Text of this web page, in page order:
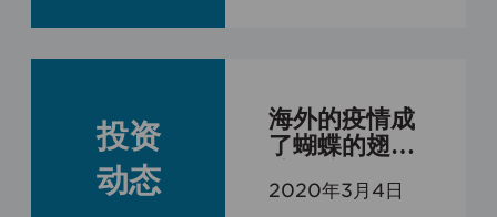
投资
动态
​海外的疫情成
了蝴蝶的翅
全球对美国的
2020年3月4日
（3）投资于所管理私募基金的私募基
金管理人及其从业人员；
（4）中国证监会规定的其他投资者。